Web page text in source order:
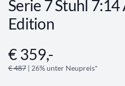
Serie 7 Stuhl
Edition
Angebotsinformationen
€ 359,-
€ 487 | 26% unter Neupreis*